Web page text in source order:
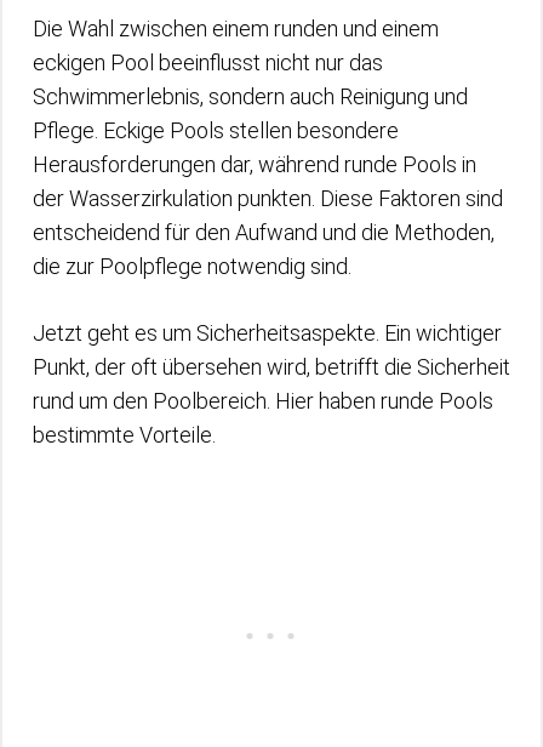
Die Wahl zwischen einem runden und einem
eckigen Pool beeinflusst nicht nur das
Schwimmerlebnis, sondern auch Reinigung und
Pflege. Eckige Pools stellen besondere
Herausforderungen dar, während runde Pools in
der Wasserzirkulation punkten. Diese Faktoren sind
entscheidend für den Aufwand und die Methoden,
die zur Poolpflege notwendig sind.
Jetzt geht es um Sicherheitsaspekte. Ein wichtiger
Punkt, der oft übersehen wird, betrifft die Sicherheit
rund um den Poolbereich. Hier haben runde Pools
bestimmte Vorteile.